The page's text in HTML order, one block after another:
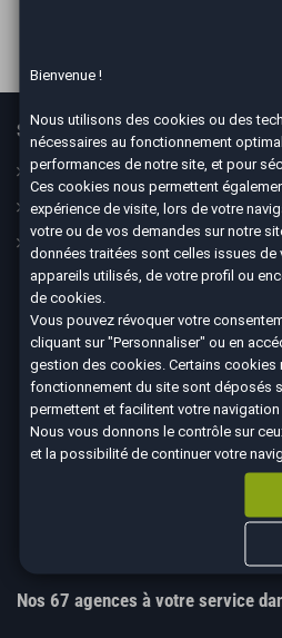
Services
Guide
Assurance
Financement
Nous suivre
8763
Nos 67 agences à votre service
Bienvenue !
Nous utilisons des cookies ou des
nécessaires au fonctionnement
performances de notre site, et pour
Ces cookies nous permettent
expérience de visite, lors de votre
votre ou de vos demandes sur notre
données traitées sont celles issues de
appareils utilisés, de votre profil ou
de cookies.
Vous pouvez révoquer votre
cliquant sur "Personnaliser" ou en
gestion des cookies . Certains
fonctionnement du site sont déposés
permettent et facilitent votre navigation
Nous vous donnons le contrôle sur
et la possibilité de continuer votre